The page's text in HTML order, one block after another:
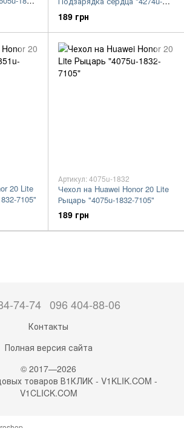
1832-7105"
189 грн
20 Lite
7105"
Артикул: 4075u-1832
Чехол на Huawei Honor 20 Lite
Рыцарь "4075u-1832-7105"
189 грн
74-74 096 404-88-06
Контакты
Полная версия сайта
© 2017—2026
товаров В1КЛИК - V1KLIK.COM -
V1CLICK.COM